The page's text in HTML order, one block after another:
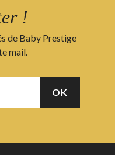
!
de Baby Prestige
mail.